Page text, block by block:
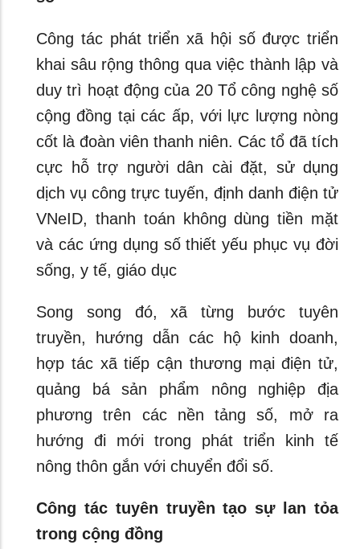
Công tác phát triển xã hội số được triển
khai sâu rộng thông qua việc thành lập và
duy trì hoạt động của 20 Tổ công nghệ số
cộng đồng tại các ấp, với lực lượng nòng
cốt là đoàn viên thanh niên. Các tổ đã tích
cực hỗ trợ người dân cài đặt, sử dụng
dịch vụ công trực tuyến, định danh điện tử
VNeID, thanh toán không dùng tiền mặt
và các ứng dụng số thiết yếu phục vụ đời
sống, y tế, giáo dục
Song song đó, xã từng bước tuyên
truyền, hướng dẫn các hộ kinh doanh,
hợp tác xã tiếp cận thương mại điện tử,
quảng bá sản phẩm nông nghiệp địa
phương trên các nền tảng số, mở ra
hướng đi mới trong phát triển kinh tế
nông thôn gắn với chuyển đổi số.
Công tác tuyên truyền tạo sự lan tỏa
trong cộng đồng